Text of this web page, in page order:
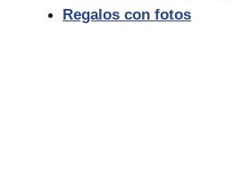
Regalos con fotos